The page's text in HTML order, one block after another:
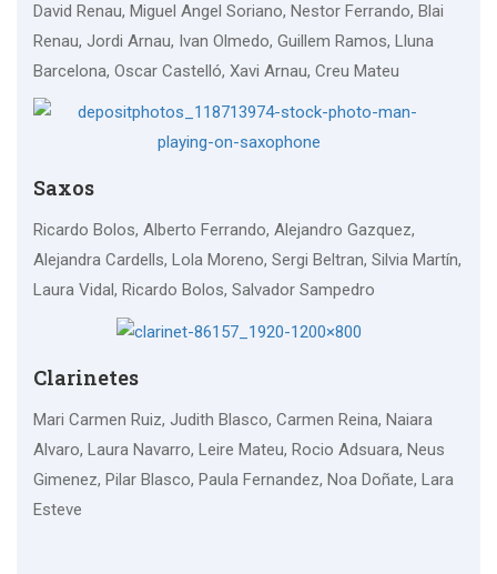
David Renau, Miguel Angel Soriano, Nestor Ferrando, Blai
Renau, Jordi Arnau, Ivan Olmedo, Guillem Ramos, Lluna
Barcelona, Oscar Castelló, Xavi Arnau, Creu Mateu
Saxos
Ricardo Bolos, Alberto Ferrando, Alejandro Gazquez,
Alejandra Cardells, Lola Moreno, Sergi Beltran, Silvia Martín,
Laura Vidal, Ricardo Bolos, Salvador Sampedro
Clarinetes
Mari Carmen Ruiz, Judith Blasco, Carmen Reina, Naiara
Alvaro, Laura Navarro, Leire Mateu, Rocio Adsuara, Neus
Gimenez, Pilar Blasco, Paula Fernandez, Noa Doñate, Lara
Esteve